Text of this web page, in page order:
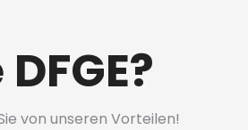
von unseren Vorteilen!